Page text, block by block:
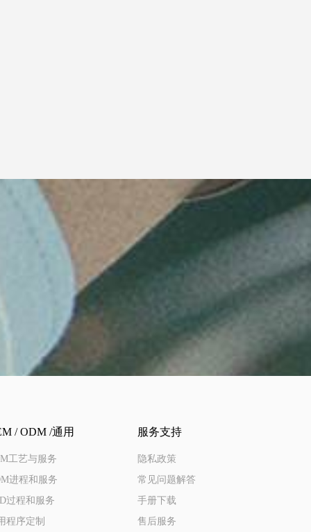
/ ODM /通用
工艺与服务
进程和服务
过程和服务
程序定制
服务支持
隐私政策
常见问题解答
手册下载
售后服务